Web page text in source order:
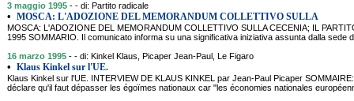
3 maggio 1995 - - di: Partito radicale
• MOSCA: L'ADOZIONE DEL MEMORANDUM COLLETTIVO SULLA
MOSCA: L'ADOZIONE DEL MEMORANDUM COLLETTIVO SULLA CECENIA; IL
1995 SOMMARIO. Il comunicato informa su una significativa iniziativa assunta dalla sede
16 marzo 1995 - - di: Kinkel Klaus, Picaper Jean-Paul, Le Figaro
• Klaus Kinkel sur l'UE.
Klaus Kinkel sur l'UE. INTERVIEW DE KLAUS KINKEL par Jean-Paul Picaper
déclare qu'il faut dépasser les égoïmes nationaux car "les économies nationales